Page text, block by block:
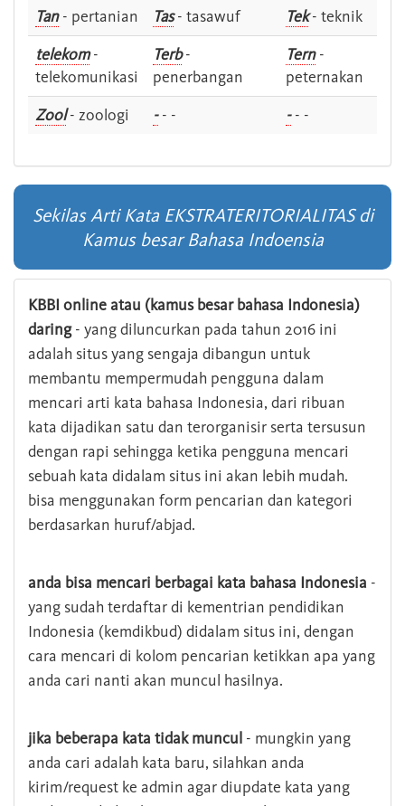
Tan- pertanian Tas- tasawuf Tek- teknik
telekom-
telekomunikasi
Terb-
penerbangan
Tern-
peternakan
Zool- zoologi -- - -- -
Sekilas Arti Kata EKSTRATERITORIALITAS di
Kamus besar Bahasa Indoensia
KBBI online atau (kamus besar bahasa Indonesia)
daring- yang diluncurkan pada tahun 2016 ini
adalah situs yang sengaja dibangun untuk
membantu mempermudah pengguna dalam
mencari arti kata bahasa Indonesia, dari ribuan
kata dijadikan satu dan terorganisir serta tersusun
dengan rapi sehingga ketika pengguna mencari
sebuah kata didalam situs ini akan lebih mudah.
bisa menggunakan form pencarian dan kategori
berdasarkan huruf/abjad.
anda bisa mencari berbagai kata bahasa Indonesia -
yang sudah terdaftar di kementrian pendidikan
Indonesia (kemdikbud) didalam situs ini, dengan
cara mencari di kolom pencarian ketikkan apa yang
anda cari nanti akan muncul hasilnya.
jika beberapa kata tidak muncul - mungkin yang
anda cari adalah kata baru, silahkan anda
kirim/request ke admin agar diupdate kata yang